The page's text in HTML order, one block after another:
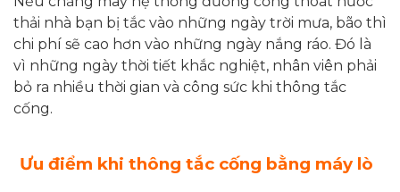
thải nhà bạn bị tắc vào những ngày trời mưa, bão thì
chi phí sẽ cao hơn vào những ngày nắng ráo. Đó là
vì những ngày thời tiết khắc nghiệt, nhân viên phải
bỏ ra nhiều thời gian và công sức khi thông tắc
cống.
Ưu điểm khi thông tắc cống bằng máy lò